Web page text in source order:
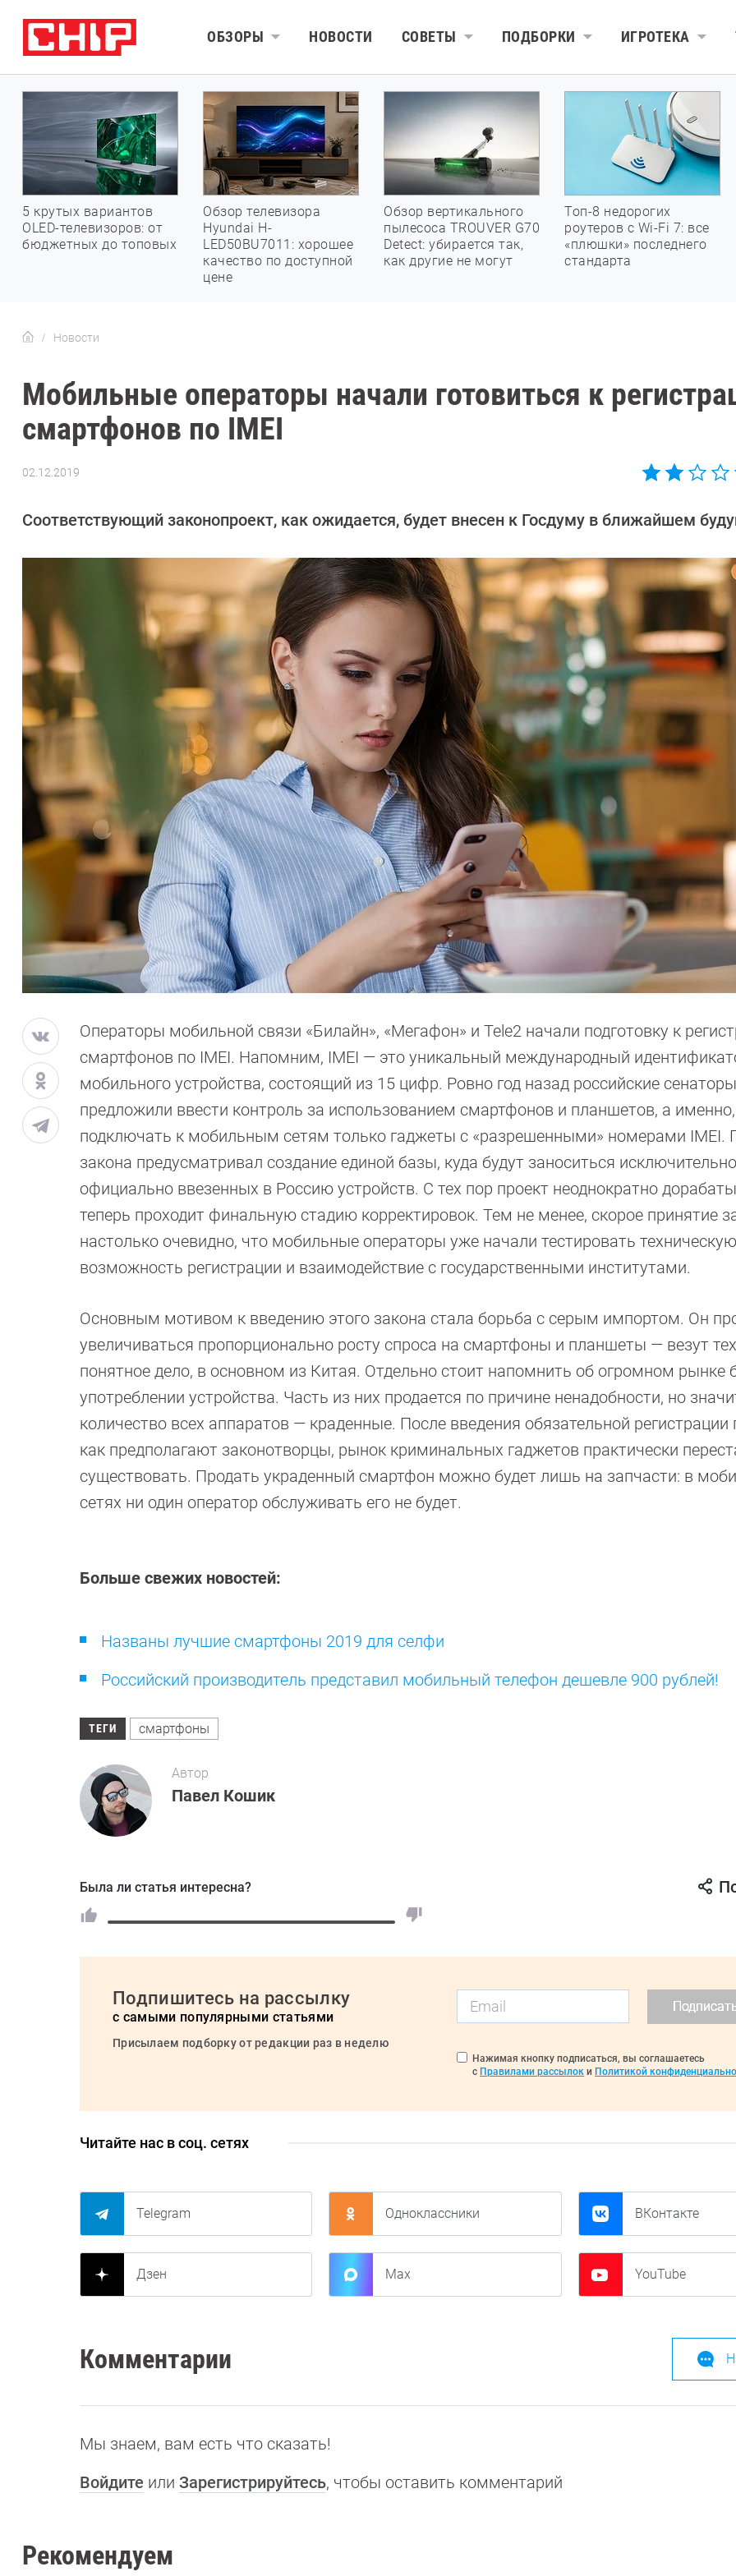
ОБЗОРЫ НОВОСТИ СОВЕТЫ ПОДБОРКИ ИГРОТЕКА
5 крутых вариантов
OLED-телевизоров: от
бюджетных до топовых
Обзор телевизора
Hyundai H-
LED50BU7011: хорошее
качество по доступной
цене
Обзор вертикального
пылесоса TROUVER G70
Detect: убирается так,
как другие не могут
Топ-8 недорогих
роутеров с Wi-Fi 7: все
«плюшки» последнего
стандарта
Новости
Мобильные операторы начали готовиться к
смартфонов по IMEI
02.12.2019
Кошик
Соответствующий законопроект, как ожидается, будет внесен к Госдуму в ближайшем
Операторы мобильной связи «Билайн», «Мегафон» и Tele2 начали подготовку к
смартфонов по IMEI. Напомним, IMEI — это уникальный международный
мобильного устройства, состоящий из 15 цифр. Ровно год назад российские сенаторы
предложили ввести контроль за использованием смартфонов и планшетов, а именно,
подключать к мобильным сетям только гаджеты с «разрешенными» номерами IMEI.
закона предусматривал создание единой базы, куда будут заноситься
официально ввезенных в Россию устройств. С тех пор проект неоднократно
теперь проходит финальную стадию корректировок. Тем не менее, скорое принятие
настолько очевидно, что мобильные операторы уже начали тестировать техническую
возможность регистрации и взаимодействие с государственными институтами.
Основным мотивом к введению этого закона стала борьба с серым импортом. Он
увеличиваться пропорционально росту спроса на смартфоны и планшеты — везут
понятное дело, в основном из Китая. Отдельно стоит напомнить об огромном рынке
употреблении устройства. Часть из них продается по причине ненадобности, но
количество всех аппаратов — краденные. После введения обязательной регистрации
как предполагают законотворцы, рынок криминальных гаджетов практически
существовать. Продать украденный смартфон можно будет лишь на запчасти: в
сетях ни один оператор обслуживать его не будет.
Больше свежих новостей:
Названы лучшие смартфоны 2019 для селфи
Российский производитель представил мобильный телефон дешевле 900 рублей!
ТЕГИ смартфоны
Автор
Павел Кошик
Была ли статья интересна?
Подпишитесь на рассылку
с самыми популярными статьями
Присылаем подборку от редакции раз в неделю
Нажимая кнопку подписаться, вы соглашаетесь
с Правилами рассылок и Политикой
Читайте нас в соц. сетях
Telegram Одноклассники ВКонтакте
Дзен Max YouTube
Комментарии
Мы знаем, вам есть что сказать!
Войдите или Зарегистрируйтесь, чтобы оставить комментарий
Рекомендуем